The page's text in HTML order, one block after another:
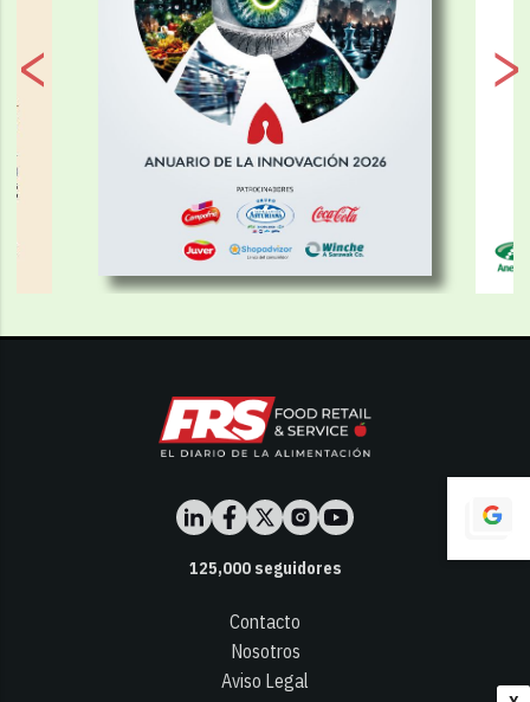
125,000seguidores
Contacto
Nosotros
Aviso Legal